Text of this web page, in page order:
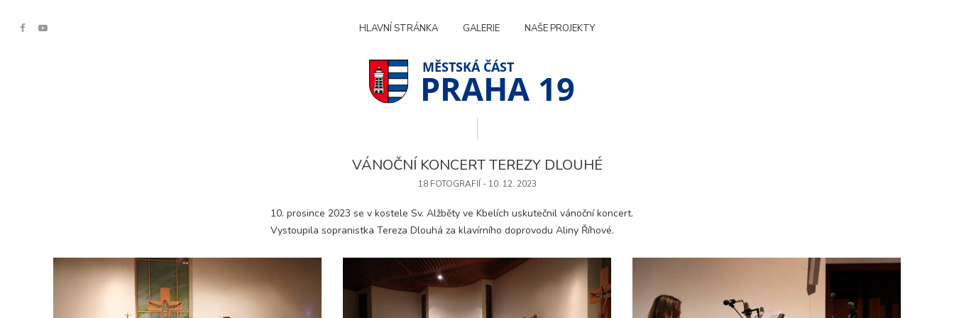
HLAVNÍ STRÁNKA GALERIE NAŠE PROJEKTY
MĚSTSKÁ ČÁST
PRAHA 19
VÁNOČNÍ KONCERT TEREZY DLOUHÉ
18 FOTOGRAFIÍ - 10. 12. 2023
10. prosince 2023 se v kostele Sv. Alžběty ve Kbelích uskutečnil vánoční koncert.
Vystoupila sopranistka Tereza Dlouhá za klavírního doprovodu Aliny Říhové.
cookies